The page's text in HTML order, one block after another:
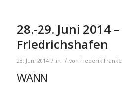
28.-29. Juni 2014
Friedrichshafen
28. Juni 2014 / in / von Frederik Franke
WANN